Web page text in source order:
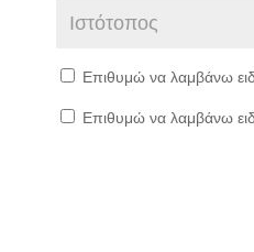
Επιθυμώ να λαμβάνω
Επιθυμώ να λαμβάνω